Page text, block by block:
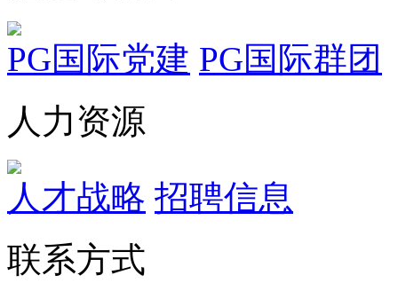
PG国际党建 PG国际群团
人力资源
人才战略 招聘信息
联系方式